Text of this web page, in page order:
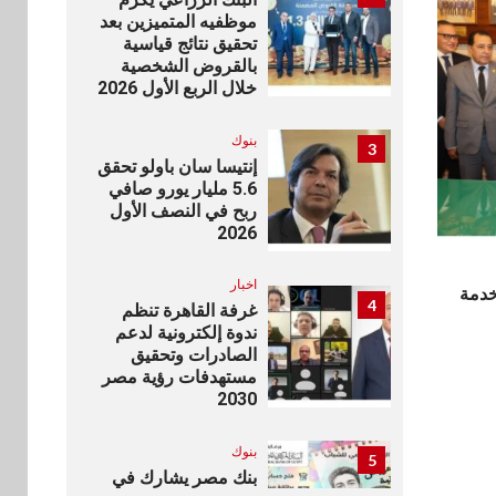
موظفيه المتميزين بعد
تحقيق نتائج قياسية
بالقروض الشخصية
خلال الربع الأول 2026
3 بنوك
إنتيسا سان باولو تحقق
5.6 مليار يورو صافي
ربح في النصف الأول
2026
4
اخبار
غرفة القاهرة تنظم
ندوة إلكترونية لدعم
الصادرات وتحقيق
مستهدفات رؤية مصر
2030
5 بنوك
بنك مصر يشارك في